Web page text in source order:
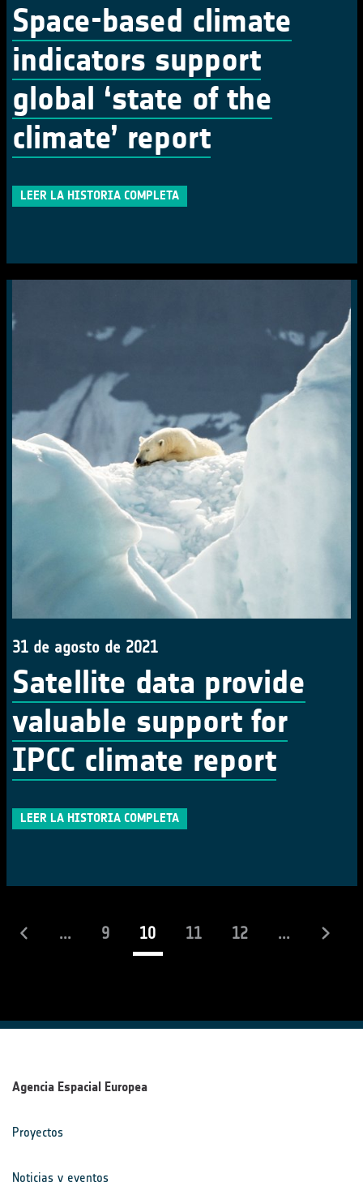
Space-based climate
indicators support
global ‘state of the
climate’ report
LEER LA HISTORIA COMPLETA
31 de agosto de 2021
Satellite data provide
valuable support for
IPCC climate report
LEER LA HISTORIA COMPLETA
... 9 10(actual)
11 12 ...
Agencia Espacial Europea
Proyectos
Noticias y eventos